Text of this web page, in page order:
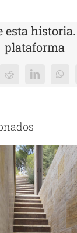
esta
plataforma
Reddit LinkedIn